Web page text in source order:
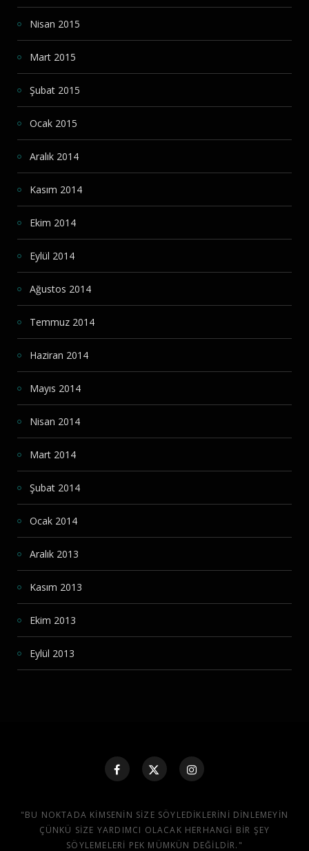
Nisan 2015
Mart 2015
Şubat 2015
Ocak 2015
Aralık 2014
Kasım 2014
Ekim 2014
Eylül 2014
Ağustos 2014
Temmuz 2014
Haziran 2014
Mayıs 2014
Nisan 2014
Mart 2014
Şubat 2014
Ocak 2014
Aralık 2013
Kasım 2013
Ekim 2013
Eylül 2013
"BU NOKTADA KIMSENIN SIZE SÖYLEDIKLERINI DINLEMEYIN
ÇÜNKÜ SIZE YARDIMCI OLACAK HERHANGI BIR ŞEY
SÖYLEMELERI PEK MÜMKÜN DEĞILDIR."